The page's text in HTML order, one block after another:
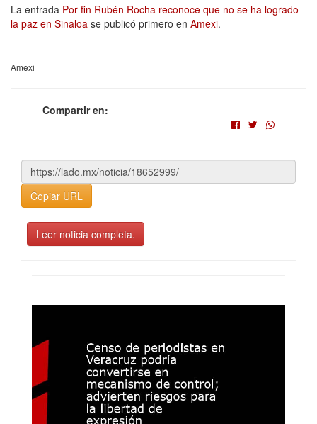
La entrada Por fin Rubén Rocha reconoce que no se ha logrado
la paz en Sinaloa se publicó primero en Amexi.
Amexi
Compartir en:
Copiar URL
Leer noticia completa.